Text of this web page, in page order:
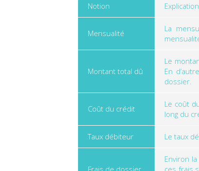
Notion Explication
Mensualité
La
Montant total dû
Le
En
dossier.
Coût du crédit
Le coût
long du
Taux débiteur Le taux
Environ